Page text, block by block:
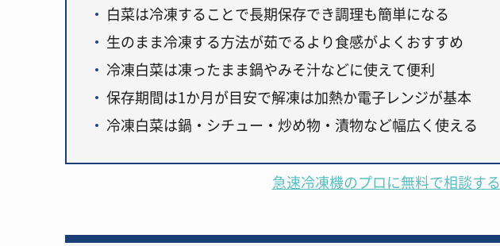
白菜は冷凍することで長期保存でき調理も簡単になる
生のまま冷凍する方法が茹でるより食感がよくおすすめ
冷凍白菜は凍ったまま鍋やみそ汁などに使えて便利
保存期間は1か月が目安で解凍は加熱か電子レンジが基本
冷凍白菜は鍋・シチュー・炒め物・漬物など幅広く使える
急速冷凍機のプロに無料で相談する